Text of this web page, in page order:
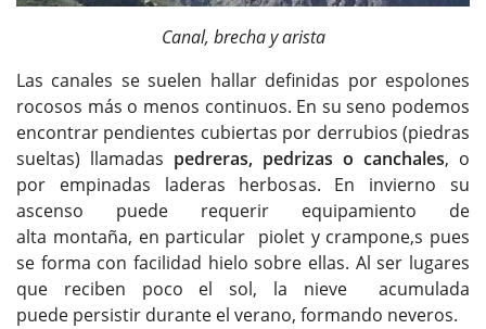
Canal, brecha y arista
Las canales se suelen hallar definidas por espolones
rocosos más o menos continuos. En su seno podemos
encontrar pendientes cubiertas por derrubios (piedras
sueltas) llamadas pedreras, pedrizas o canchales, o
por empinadas laderas herbosas. En invierno su
ascenso puede requerir equipamiento de
alta montaña, en particular piolet y crampone,s pues
se forma con facilidad hielo sobre ellas. Al ser lugares
que reciben poco el sol, la nieve acumulada
puede persistir durante el verano, formando neveros.